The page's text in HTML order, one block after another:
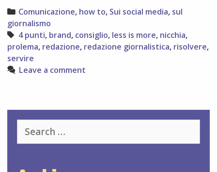
fondamentali
per
usare
i
social
Categories
Comunicazione, how to, Sui social media, sul
giornalismo
Tags
4 punti, brand, consiglio, less is more, nicchia,
prolema, redazione, redazione giornalistica, risolvere,
servire
Leave a comment
for: